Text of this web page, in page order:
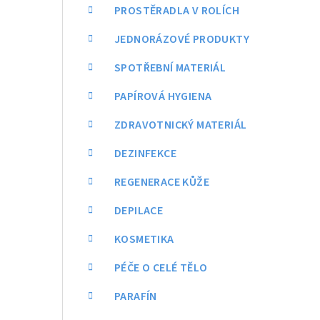
PROSTĚRADLA V ROLÍCH
JEDNORÁZOVÉ PRODUKTY
SPOTŘEBNÍ MATERIÁL
PAPÍROVÁ HYGIENA
ZDRAVOTNICKÝ MATERIÁL
DEZINFEKCE
REGENERACE KŮŽE
DEPILACE
KOSMETIKA
PÉČE O CELÉ TĚLO
PARAFÍN